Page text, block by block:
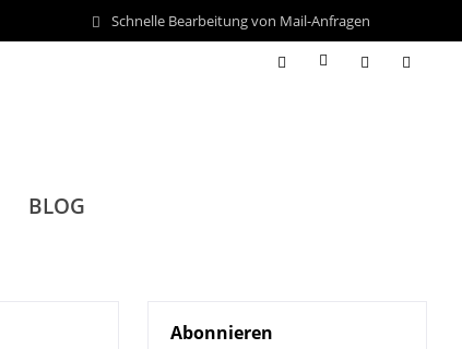
Schnelle Bearbeitung von Mail-Anfragen
BLOG
Abonnieren